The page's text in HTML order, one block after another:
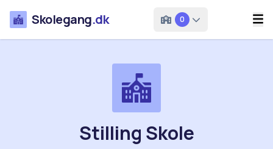
Skolegang.dk 0
Stilling Skole